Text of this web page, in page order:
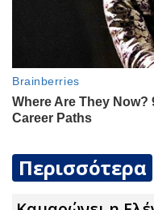
Περισσότερα